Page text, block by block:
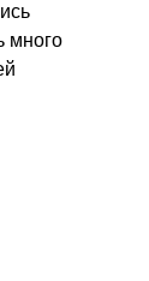
много